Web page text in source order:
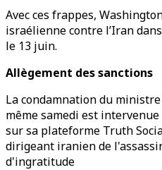
Avec ces frappes,
israélienne contre l’Iran
le 13 juin.
Allègement des sanctions
La condamnation du
même samedi est
sur sa plateforme Truth
dirigeant iranien de
d'ingratitude